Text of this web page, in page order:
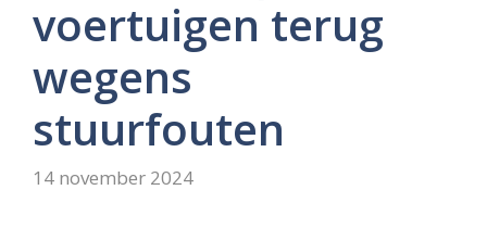
voertuigen terug
wegens
stuurfouten
14 november 2024